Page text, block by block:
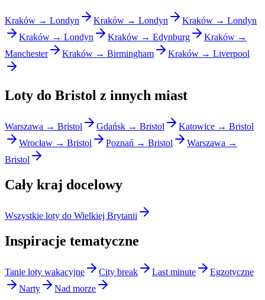
Kraków → Londyn Kraków → Londyn
Kraków → Londyn
Kraków → Londyn
Kraków → Edynburg
Kraków →
Manchester
Kraków → Birmingham Kraków → Liverpool
Loty do Bristol z innych miast
Warszawa → Bristol Gdańsk → Bristol
Katowice → Bristol
Wrocław → Bristol
Poznań → Bristol
Warszawa →
Bristol
Cały kraj docelowy
Wszystkie loty do Wielkiej Brytanii
Inspiracje tematyczne
Tanie loty wakacyjne City break Last minute
Egzotyczne
Narty
Nad morze